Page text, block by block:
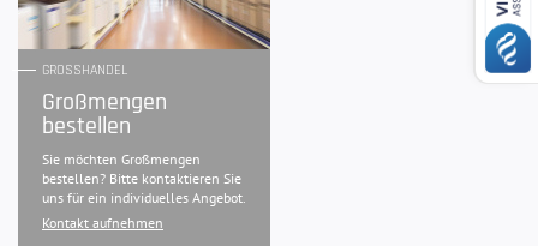
GROSSHANDEL
Großmengen
bestellen
Sie möchten Großmengen
bestellen? Bitte kontaktieren Sie
uns für ein individuelles Angebot.
Kontakt aufnehmen